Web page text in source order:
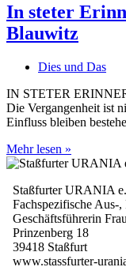
In steter
Blauwitz
Dies und Das
IN STETER
Die Vergangenheit ist
Einfluss bleiben
Mehr lesen »
steter
an
Dr.
Walter
Blauwitz
Staßfurter URANIA
Fachspezifische Aus-
Geschäftsführerin
Prinzenberg 18
39418 Staßfurt
www.stassfurter-